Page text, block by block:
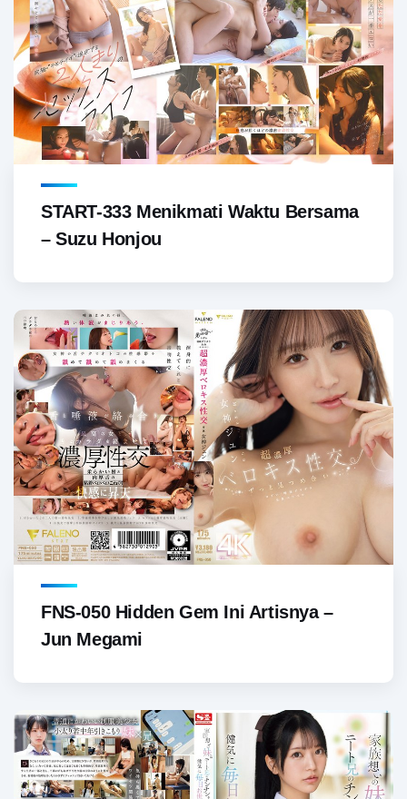
START-333 Menikmati Waktu Bersama
– Suzu Honjou
FNS-050 Hidden Gem Ini Artisnya –
Jun Megami